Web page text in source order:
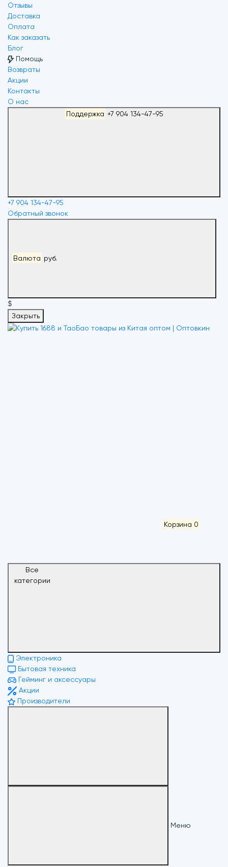
Отзывы
Доставка
Оплата
Как заказать
Блог
Помощь
Возвраты
Акции
Контакты
О нас
Поддержка
+7 904 134-47-95
Обратный звонок
Валюта руб.
$
Закрыть
Корзина 0
Все
категории
Электроника
Бытовая техника
Гейминг и аксессуары
Акции
Производители
Меню